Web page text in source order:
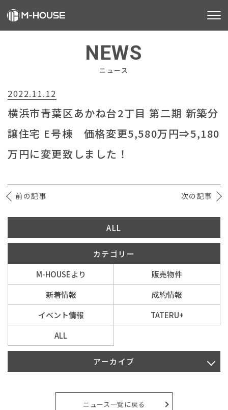
不動産事業
建築事業
会社情報
イベント情報
0120-800-108
営業時間／10：00〜19：00 定休日／水曜日
NEWS
ニュース
2022.11.12
横浜市青葉区あかね台2丁目 第二期 新築分
譲住宅 E号棟 価格変更5,580万円⇒5,180
万円に変更致しました！
前の記事 次の記事
ALL
カテゴリー
M-HOUSEより
販売物件
新着情報
成約情報
イベント情報
TATERU+
ALL
アーカイブ
2026年7月
ニュース一覧に戻る